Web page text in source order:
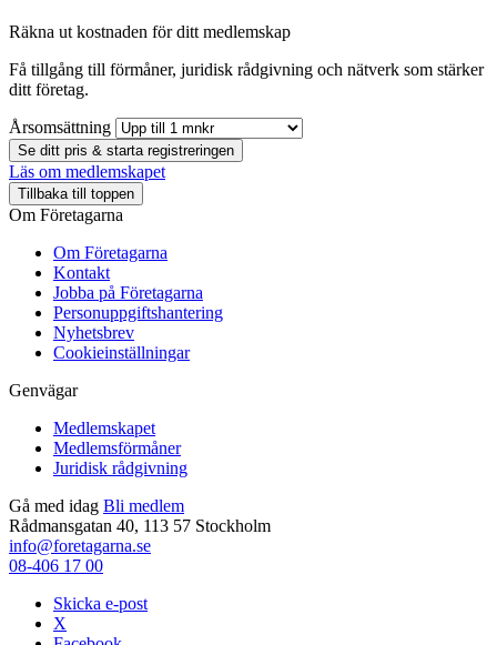
Räkna ut kostnaden för ditt medlemskap
Få tillgång till förmåner, juridisk rådgivning och nätverk som stärker
ditt företag.
Årsomsättning
Se ditt pris & starta registreringen
Läs om medlemskapet
Tillbaka till toppen
Om Företagarna
Om Företagarna
Kontakt
Jobba på Företagarna
Personuppgiftshantering
Nyhetsbrev
Cookieinställningar
Genvägar
Medlemskapet
Medlemsförmåner
Juridisk rådgivning
Gå med idag Bli medlem
Rådmansgatan 40, 113 57 Stockholm
info@foretagarna.se
08-406 17 00
Skicka e-post
X